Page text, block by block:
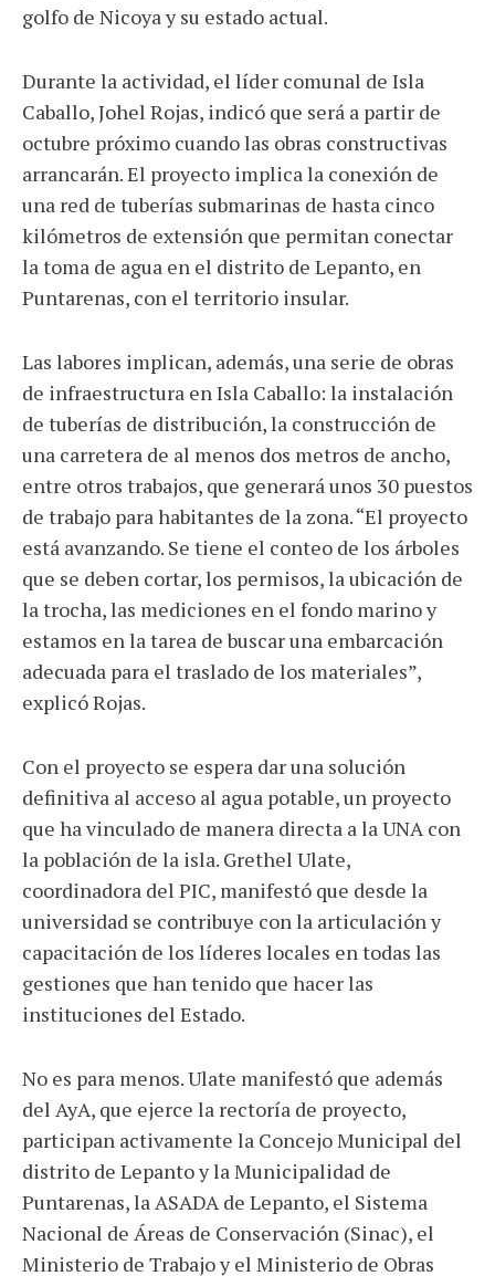
golfo de Nicoya y su estado actual.
Durante la actividad, el líder comunal de Isla
Caballo, Johel Rojas, indicó que será a partir de
octubre próximo cuando las obras constructivas
arrancarán. El proyecto implica la conexión de
una red de tuberías submarinas de hasta cinco
kilómetros de extensión que permitan conectar
la toma de agua en el distrito de Lepanto, en
Puntarenas, con el territorio insular.
Las labores implican, además, una serie de obras
de infraestructura en Isla Caballo: la instalación
de tuberías de distribución, la construcción de
una carretera de al menos dos metros de ancho,
entre otros trabajos, que generará unos 30 puestos
de trabajo para habitantes de la zona. “El proyecto
está avanzando. Se tiene el conteo de los árboles
que se deben cortar, los permisos, la ubicación de
la trocha, las mediciones en el fondo marino y
estamos en la tarea de buscar una embarcación
adecuada para el traslado de los materiales”,
explicó Rojas.
Con el proyecto se espera dar una solución
definitiva al acceso al agua potable, un proyecto
que ha vinculado de manera directa a la UNA con
la población de la isla. Grethel Ulate,
coordinadora del PIC, manifestó que desde la
universidad se contribuye con la articulación y
capacitación de los líderes locales en todas las
gestiones que han tenido que hacer las
instituciones del Estado.
No es para menos. Ulate manifestó que además
del AyA, que ejerce la rectoría de proyecto,
participan activamente la Concejo Municipal del
distrito de Lepanto y la Municipalidad de
Puntarenas, la ASADA de Lepanto, el Sistema
Nacional de Áreas de Conservación (Sinac), el
Ministerio de Trabajo y el Ministerio de Obras